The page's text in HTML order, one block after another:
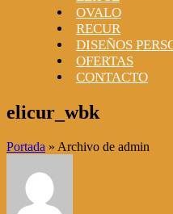
OVALO
RECUR
DISEÑOS
OFERTAS
CONTACTO
elicur_wbk
Portada » Archivo de admin